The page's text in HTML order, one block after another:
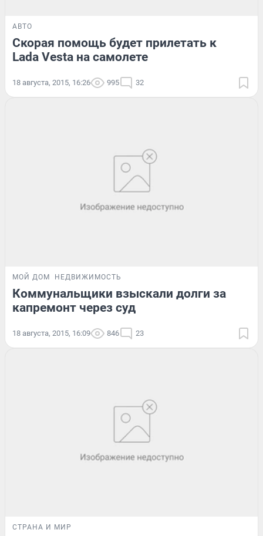
АВТО
Скорая помощь будет прилетать к
Lada Vesta на самолете
18 августа, 2015, 16:26 995 32
МОЙ ДОМ НЕДВИЖИМОСТЬ
Коммунальщики взыскали долги за
капремонт через суд
18 августа, 2015, 16:09 846 23
СТРАНА И МИР